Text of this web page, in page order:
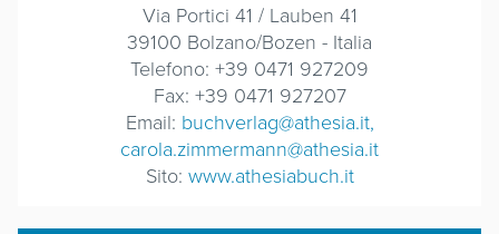
Via Portici 41 / Lauben 41
39100 Bolzano/Bozen - Italia
Telefono: +39 0471 927209
Fax: +39 0471 927207
Email: buchverlag@athesia.it,
carola.zimmermann@athesia.it
Sito: www.athesiabuch.it